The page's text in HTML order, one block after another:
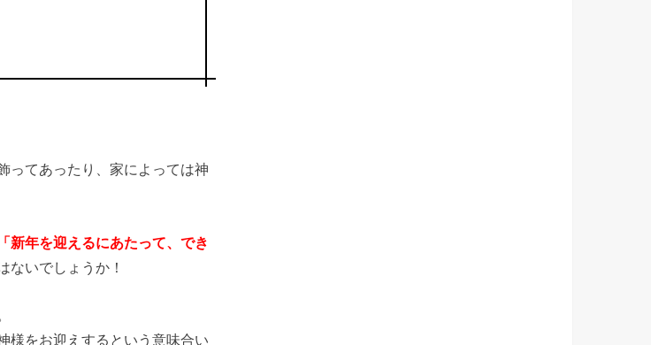
ってあったり、家によっては神
「新年を迎えるにあたって、でき
ないでしょうか！
様をお迎えするという意味合い